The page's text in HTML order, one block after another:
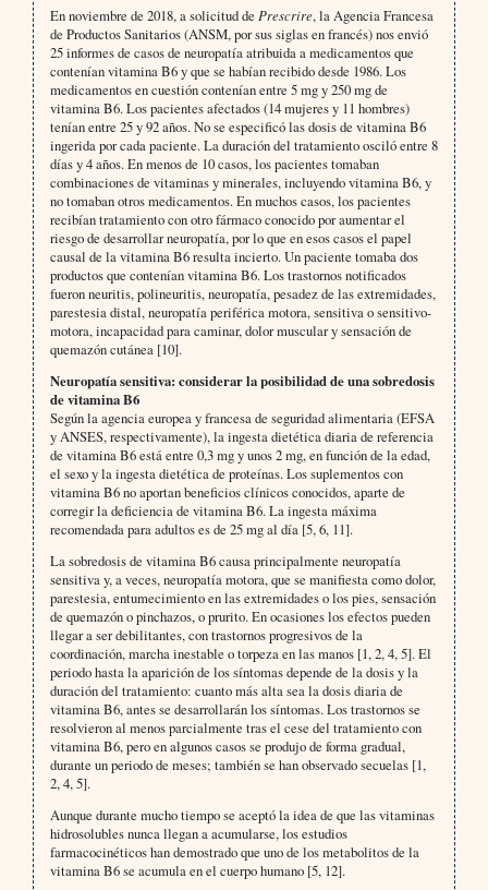
En noviembre de 2018, a solicitud de Prescrire, la Agencia Francesa
de Productos Sanitarios (ANSM, por sus siglas en francés) nos envió
25 informes de casos de neuropatía atribuida a medicamentos que
contenían vitamina B6 y que se habían recibido desde 1986. Los
medicamentos en cuestión contenían entre 5 mg y 250 mg de
vitamina B6. Los pacientes afectados (14 mujeres y 11 hombres)
tenían entre 25 y 92 años. No se especificó las dosis de vitamina B6
ingerida por cada paciente. La duración del tratamiento osciló entre 8
días y 4 años. En menos de 10 casos, los pacientes tomaban
combinaciones de vitaminas y minerales, incluyendo vitamina B6, y
no tomaban otros medicamentos. En muchos casos, los pacientes
recibían tratamiento con otro fármaco conocido por aumentar el
riesgo de desarrollar neuropatía, por lo que en esos casos el papel
causal de la vitamina B6 resulta incierto. Un paciente tomaba dos
productos que contenían vitamina B6. Los trastornos notificados
fueron neuritis, polineuritis, neuropatía, pesadez de las extremidades,
parestesia distal, neuropatía periférica motora, sensitiva o sensitivo-
motora, incapacidad para caminar, dolor muscular y sensación de
quemazón cutánea [10].
Neuropatía sensitiva: considerar la posibilidad de una sobredosis
de vitamina B6
Según la agencia europea y francesa de seguridad alimentaria (EFSA
y ANSES, respectivamente), la ingesta dietética diaria de referencia
de vitamina B6 está entre 0,3 mg y unos 2 mg, en función de la edad,
el sexo y la ingesta dietética de proteínas. Los suplementos con
vitamina B6 no aportan beneficios clínicos conocidos, aparte de
corregir la deficiencia de vitamina B6. La ingesta máxima
recomendada para adultos es de 25 mg al día [5, 6, 11].
La sobredosis de vitamina B6 causa principalmente neuropatía
sensitiva y, a veces, neuropatía motora, que se manifiesta como dolor,
parestesia, entumecimiento en las extremidades o los pies, sensación
de quemazón o pinchazos, o prurito. En ocasiones los efectos pueden
llegar a ser debilitantes, con trastornos progresivos de la
coordinación, marcha inestable o torpeza en las manos [1, 2, 4, 5]. El
periodo hasta la aparición de los síntomas depende de la dosis y la
duración del tratamiento: cuanto más alta sea la dosis diaria de
vitamina B6, antes se desarrollarán los síntomas. Los trastornos se
resolvieron al menos parcialmente tras el cese del tratamiento con
vitamina B6, pero en algunos casos se produjo de forma gradual,
durante un periodo de meses; también se han observado secuelas [1,
2, 4, 5].
Aunque durante mucho tiempo se aceptó la idea de que las vitaminas
hidrosolubles nunca llegan a acumularse, los estudios
farmacocinéticos han demostrado que uno de los metabolitos de la
vitamina B6 se acumula en el cuerpo humano [5, 12].